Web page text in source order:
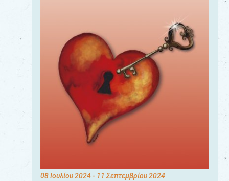
08 Ιουλίου 2024- 11 Σεπτεμβρίου 2024